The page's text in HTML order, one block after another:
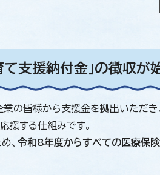
て支援納付金」の徴収が
業の皆様から支援金を拠出いただ
援する仕組みです。
、 令和8年度からすべての医療保険